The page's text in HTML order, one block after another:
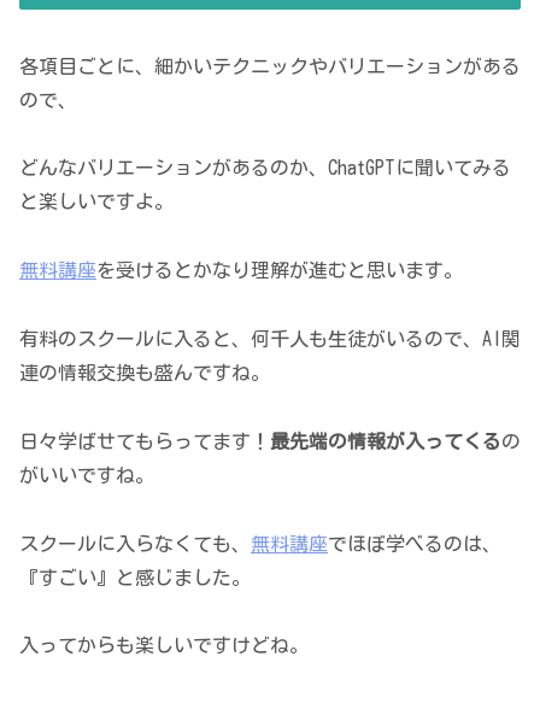
各項目ごとに、細かいテクニックやバリエーションがある
ので、
どんなバリエーションがあるのか、ChatGPTに聞いてみる
と楽しいですよ。
無料講座を受けるとかなり理解が進むと思います。
有料のスクールに入ると、何千人も生徒がいるので、AI関
連の情報交換も盛んですね。
日々学ばせてもらってます！ 最先端の情報が入ってくるの
がいいですね。
スクールに入らなくても、 無料講座でほぼ学べるのは、
『すごい』と感じました。
入ってからも楽しいですけどね。